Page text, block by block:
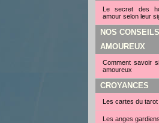
Le secret des
amour selon leur
NOS CONSEILS
AMOUREUX
Comment savoir
amoureux
CROYANCES
Les cartes du tarot
Les anges